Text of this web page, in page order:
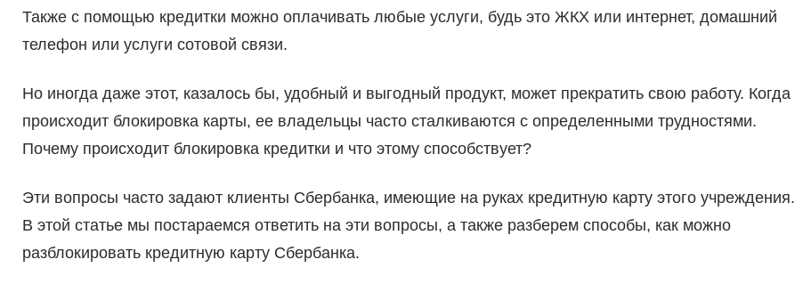
Также с помощью кредитки можно оплачивать любые услуги, будь это ЖКХ или интернет, домашний
телефон или услуги сотовой связи.
Но иногда даже этот, казалось бы, удобный и выгодный продукт, может прекратить свою работу. Когда
происходит блокировка карты, ее владельцы часто сталкиваются с определенными трудностями.
Почему происходит блокировка кредитки и что этому способствует?
Эти вопросы часто задают клиенты Сбербанка, имеющие на руках кредитную карту этого учреждения.
В этой статье мы постараемся ответить на эти вопросы, а также разберем способы, как можно
разблокировать кредитную карту Сбербанка.